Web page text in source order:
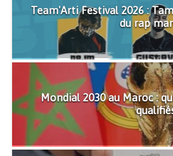
Team'Arti Festival 2026 :
du rap
Mondial 2030 au Maroc :